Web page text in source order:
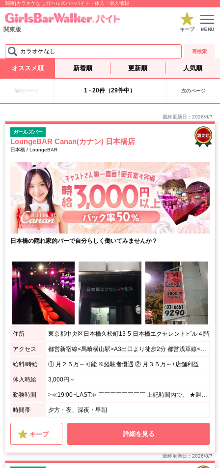
関東|カラオケなしガールズバーバイト・体入・求人情報
関東版 キープ MENU
カラオケなし 再検索
オススメ順 新着順 更新順 人気順
前のページ 1 - 20件（29件中） 次のページ
最終更新日：2026/8/7
ガールズバー
LoungeBAR Canan(カナン) 日本橋店
日本橋 / LoungeBAR
日本橋の隠れ家的バーで自分らしく働いてみませんか？
住所 東京都中央区日本橋久松町13-5 日本橋エクセレントビル４階
アクセス 都営新宿線<馬喰横山駅>A3出口より徒歩2分 都営浅草線<東日本橋駅>B2出口より徒歩2分 JR総武本線<馬喰町>3番出口より徒歩5分
給料/時給 ① 月２５万～可能 ※経験者優遇 ② 月３５万～+店舗利益 月150万円以上稼ぐ事も可能です ③ 時給１０００円～ ※経験、出勤日数等により昇給あり
体入時給 3,000円～
勤務時間 >≪19:00~LAST≫ ￣￣￣￣￣￣￣￣ 上記時間内で、 ★週1日、1日3h~OK! <あなたのペースで勤務OK♪> ⌒⌒⌒⌒⌒⌒⌒⌒⌒⌒⌒⌒⌒⌒⌒⌒⌒⌒⌒ 月1回の出勤でもシフト調整OK! シフトの融通がきくので、 プライベート優先で無理せずに働けます☆
時間帯 夕方・夜、深夜・早朝
キープ 詳細を見る
最終更新日：2026/8/7